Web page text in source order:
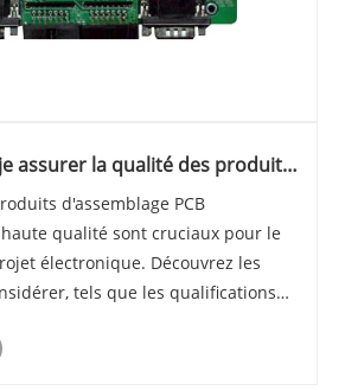
assurer la qualité des produits
d'assemblage PCB
qualité sont cruciaux pour le
électronique. Découvrez les
tels que les qualifications
d'inspection.